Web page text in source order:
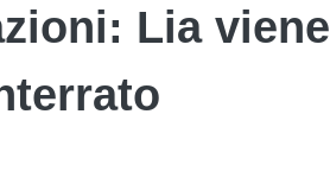
Lia viene